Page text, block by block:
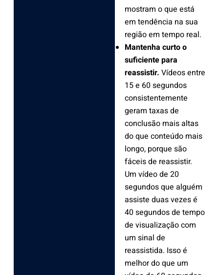
mostram o que está
em tendência na sua
região em tempo real.
Mantenha curto o
suficiente para
reassistir. Vídeos entre
15 e 60 segundos
consistentemente
geram taxas de
conclusão mais altas
do que conteúdo mais
longo, porque são
fáceis de reassistir.
Um vídeo de 20
segundos que alguém
assiste duas vezes é
40 segundos de tempo
de visualização com
um sinal de
reassistida. Isso é
melhor do que um